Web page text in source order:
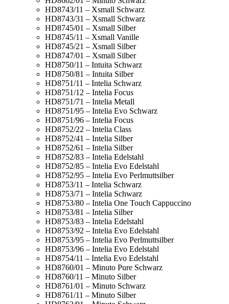
HD8743/11 – Xsmall Schwarz
HD8743/31 – Xsmall Schwarz
HD8745/01 – Xsmall Silber
HD8745/11 – Xsmall Vanille
HD8745/21 – Xsmall Silber
HD8747/01 – Xsmall Silber
HD8750/11 – Intuita Schwarz
HD8750/81 – Intuita Silber
HD8751/11 – Intelia Schwarz
HD8751/12 – Intelia Focus
HD8751/71 – Intelia Metall
HD8751/95 – Intelia Evo Schwarz
HD8751/96 – Intelia Focus
HD8752/22 – Intelia Class
HD8752/41 – Intelia Silber
HD8752/61 – Intelia Silber
HD8752/83 – Intelia Edelstahl
HD8752/85 – Intelia Evo Edelstahl
HD8752/95 – Intelia Evo Perlmuttsilber
HD8753/11 – Intelia Schwarz
HD8753/71 – Intelia Schwarz
HD8753/80 – Intelia One Touch Cappuccino
HD8753/81 – Intelia Silber
HD8753/83 – Intelia Edelstahl
HD8753/92 – Intelia Evo Edelstahl
HD8753/95 – Intelia Evo Perlmuttsilber
HD8753/96 – Intelia Evo Edelstahl
HD8754/11 – Intelia Evo Edelstahl
HD8760/01 – Minuto Pure Schwarz
HD8760/11 – Minuto Silber
HD8761/01 – Minuto Schwarz
HD8761/11 – Minuto Silber